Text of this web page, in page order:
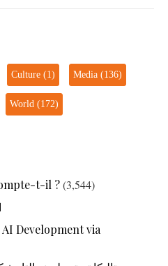
Culture (1) Media (136)
World (172)
t-il ?(3,544)
Development via